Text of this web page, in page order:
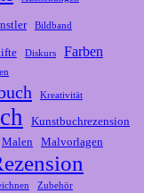
Bildband
Diskurs Farben
Kreativität
Kunstbuchrezension
Malen Malvorlagen
Zubehör